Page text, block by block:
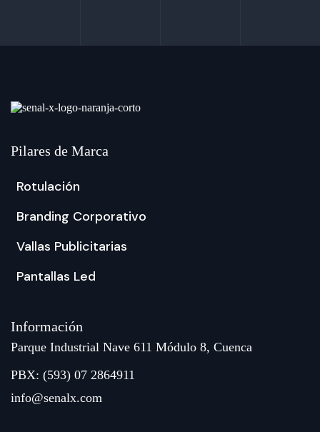
Pilares de Marca
Rotulación
Branding Corporativo
Vallas Publicitarias
Pantallas Led
Información
Parque Industrial Nave 611 Módulo 8, Cuenca
PBX: (593) 07 2864911
info@senalx.com